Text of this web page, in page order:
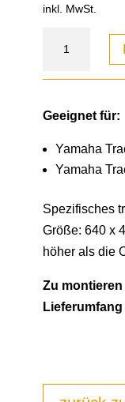
inkl. MwSt.
Geeignet für:
Yamaha
Yamaha
Spezifisches
Größe: 640 x
höher als die
Zu